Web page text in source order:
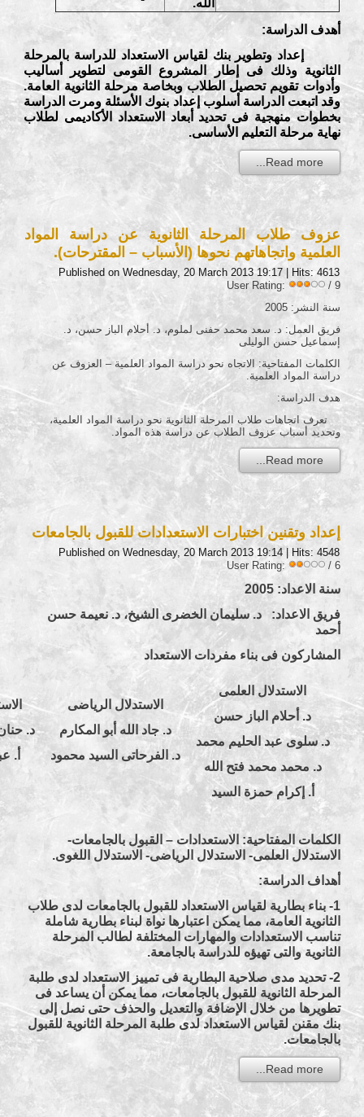
أهدف الدراسة:
إعداد وتطوير بنك لقياس الاستعداد للدراسة بالمرحلة
الثانوية وذلك فى إطار المشروع القومى لتطوير أساليب
وأدوات تقويم تحصيل الطلاب وبخاصة مرحلة الثانوية العامة.
وقد اتبعت الدراسة أسلوب إعداد بنوك الأسئلة ومرت الدراسة
بخطوات منهجية فى تحديد أبعاد الاستعداد الأكاديمى لطلاب
نهاية مرحلة التعليم الأساسى.
Read more...
عزوف طلاب المرحلة الثانوية عن دراسة المواد
العلمية واتجاهاتهم نحوها (الأسباب – المقترحات).
Published on Wednesday, 20 March 2013 19:17| Hits: 4613
User Rating:
/ 9
سنة النشر: 2005
فريق العمل: د. سعد محمد حفنى لملوم، د. أحلام الباز حسن، د.
إسماعيل حسن الوليلى
الكلمات المفتاحية: الاتجاه نحو دراسة المواد العلمية – العزوف عن
دراسة المواد العلمية.
هدف الدراسة:
تعرف اتجاهات طلاب المرحلة الثانوية نحو دراسة المواد العلمية،
وتحديد أسباب عزوف الطلاب عن دراسة هذه المواد.
Read more...
إعداد وتقنين اختبارات الاستعدادات للقبول بالجامعات
Published on Wednesday, 20 March 2013 19:14| Hits: 4548
User Rating:
/ 6
سنة الاعداد: 2005
فريق الاعداد: د. سليمان الخضرى الشيخ، د. نعيمة حسن
أحمد
المشاركون فى بناء مفردات الاستعداد
الاستدلال العلمى
د. أحلام الباز حسن
د. سلوى عبد الحليم محمد
د. محمد محمد فتح الله
أ. إكرام حمزة السيد
الاستدلال الرياضى
د. جاد الله أبو المكارم
د. الفرحاتى السيد محمود
د.
أ.
الكلمات المفتاحية: الاستعدادات – القبول بالجامعات-
الاستدلال العلمى- الاستدلال الرياضى- الاستدلال اللغوى.
أهداف الدراسة:
1- بناء بطارية لقياس الاستعداد للقبول بالجامعات لدى طلاب
الثانوية العامة، مما يمكن اعتبارها نواة لبناء بطارية شاملة
تناسب الاستعدادات والمهارات المختلفة لطالب المرحلة
الثانوية والتى تهيؤه للدراسة بالجامعة.
2- تحديد مدى صلاحية البطارية فى تمييز الاستعداد لدى طلبة
المرحلة الثانوية للقبول بالجامعات، مما يمكن أن يساعد فى
تطويرها من خلال الإضافة والتعديل والحذف حتى نصل إلى
بنك مقنن لقياس الاستعداد لدى طلبة المرحلة الثانوية للقبول
بالجامعات.
Read more...